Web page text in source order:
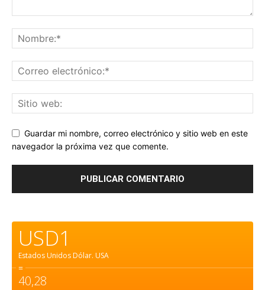
Guardar mi nombre, correo electrónico y sitio web en este
navegador la próxima vez que comente.
USD1
Estados Unidos Dólar. USA
=
40,28